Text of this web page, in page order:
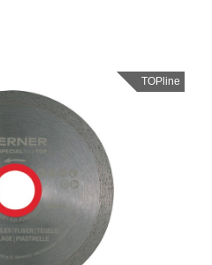
TOPline